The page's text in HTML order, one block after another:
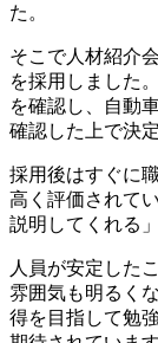
た。
そこで人材紹介
を採用しました
を確認し、自動
確認した上で決
採用後はすぐに
高く評価されて
説明してくれる
人員が安定した
雰囲気も明るく
得を目指して勉